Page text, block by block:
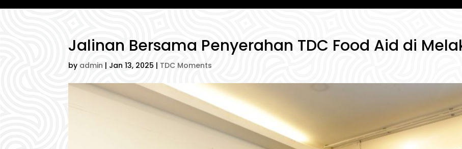
Jalinan Bersama Penyerahan TDC Food Aid di
by admin | Jan 13, 2025 | TDC Moments